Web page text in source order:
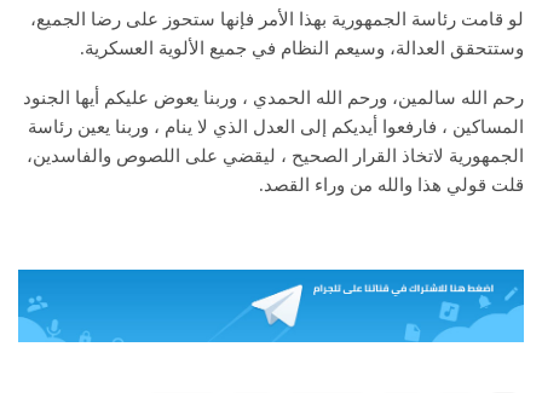
لو قامت رئاسة الجمهورية بهذا الأمر فإنها ستحوز على رضا الجميع،
وستتحقق العدالة، وسيعم النظام في جميع الألوية العسكرية.
رحم الله سالمين، ورحم الله الحمدي ، وربنا يعوض عليكم أيها الجنود
المساكين ، فارفعوا أيديكم إلى العدل الذي لا ينام ، وربنا يعين رئاسة
الجمهورية لاتخاذ القرار الصحيح ، ليقضي على اللصوص والفاسدين،
قلت قولي هذا والله من وراء القصد.